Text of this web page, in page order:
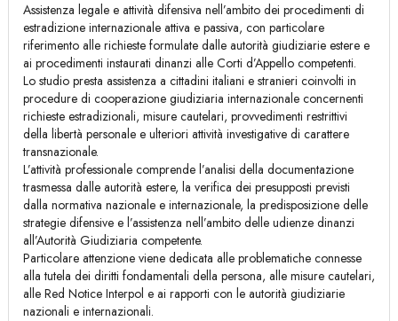
Assistenza legale e attività difensiva nell’ambito dei procedimenti di
estradizione internazionale attiva e passiva, con particolare
riferimento alle richieste formulate dalle autorità giudiziarie estere e
ai procedimenti instaurati dinanzi alle Corti d’Appello competenti.
Lo studio presta assistenza a cittadini italiani e stranieri coinvolti in
procedure di cooperazione giudiziaria internazionale concernenti
richieste estradizionali, misure cautelari, provvedimenti restrittivi
della libertà personale e ulteriori attività investigative di carattere
transnazionale.
L’attività professionale comprende l’analisi della documentazione
trasmessa dalle autorità estere, la verifica dei presupposti previsti
dalla normativa nazionale e internazionale, la predisposizione delle
strategie difensive e l’assistenza nell’ambito delle udienze dinanzi
all’Autorità Giudiziaria competente.
Particolare attenzione viene dedicata alle problematiche connesse
alla tutela dei diritti fondamentali della persona, alle misure cautelari,
alle Red Notice Interpol e ai rapporti con le autorità giudiziarie
nazionali e internazionali.